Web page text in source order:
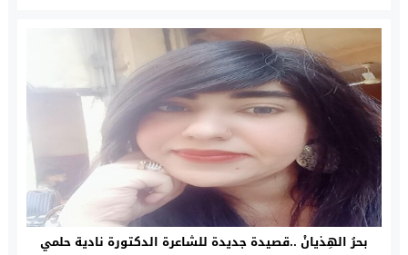
بحرُ الهِذيانْ ..قصيدة جديدة للشاعرة الدكتورة نادية حلمي